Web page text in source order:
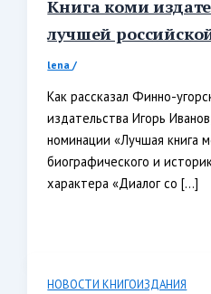
Книга коми
лучшей
lena/
Как рассказал Финно-
издательства Игорь
номинации «Лучшая книга
биографического и
характера «Диалог со […]
НОВОСТИ КНИГОИЗДАНИЯ